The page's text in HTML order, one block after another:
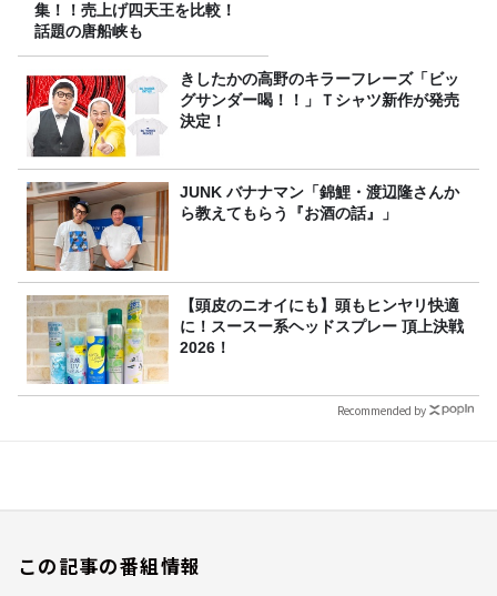
集！！売上げ四天王を比較！
話題の唐船峡も
きしたかの高野のキラーフレーズ「ビッ
グサンダー喝！！」Ｔシャツ新作が発売
決定！
JUNK バナナマン「錦鯉・渡辺隆さんか
ら教えてもらう『お酒の話』」
【頭皮のニオイにも】頭もヒンヤリ快適
に！スースー系ヘッドスプレー 頂上決戦
2026！
Recommended by
この記事の番組情報